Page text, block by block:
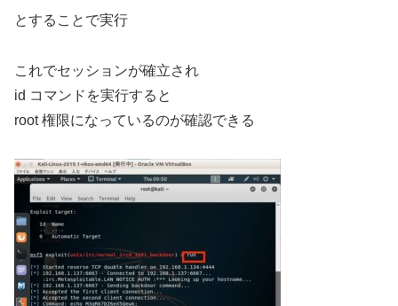
とすることで実行
これでセッションが確立され
id コマンドを実行すると
root 権限になっているのが確認できる